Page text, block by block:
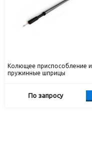
Колющее приспособление и
пружинные шприцы
По запросу